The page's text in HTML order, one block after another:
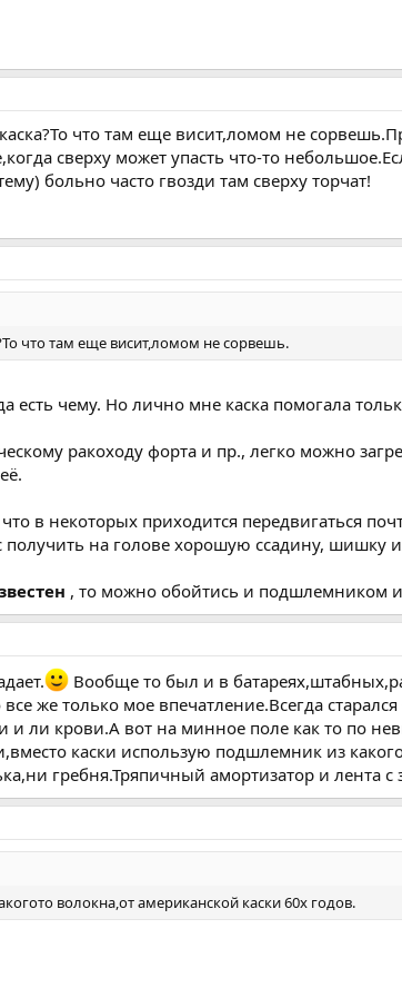
что там еще висит,ломом не
сверху может упасть что-то
больно часто гвозди там сверху торчат!
что там еще висит,ломом не сорвешь.
есть чему. Но лично мне каска помогала
ракоходу форта и пр., легко можно
в некоторых приходится передвигаться
на голове хорошую ссадину, шишку
, то можно обойтись и подшлемником
Вообще то был и в
же только мое впечатление.Всегда
ли крови.А вот на минное поле как то по
каски использую подшлемник из
гребня.Тряпичный амортизатор и лента с
волокна,от американской каски 60х годов.